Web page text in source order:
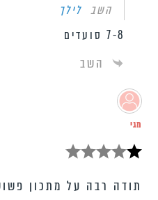
השב לילך
7-8 סועדים
השב
מגי
תודה רבה על מתכון